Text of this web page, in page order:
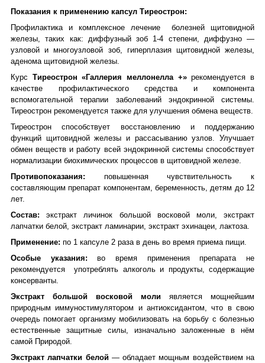
Показания к применению капсул Тиреострон:
Профилактика и комплексное лечение болезней щитовидной
железы, таких как: диффузный зоб 1-4 степени, диффузно ―
узловой и многоузловой зоб, гиперплазия щитовидной железы,
аденома щитовидной железы.
Курс Тиреострон «Галлерия меллонелла +»рекомендуется в
качестве профилактического средства и компонента
вспомогательной терапии заболеваний эндокринной системы.
Тиреострон рекомендуется также для улучшения обмена веществ.
Тиреострон способствует восстановлению и поддержанию
функций щитовидной железы и рассасыванию узлов. Улучшает
обмен веществ и работу всей эндокринной системы способствует
нормализации биохимических процессов в щитовидной железе.
Противопоказания: повышенная чувствительность к
составляющим препарат компонентам, беременность, детям до 12
лет.
Состав: экстракт личинок большой восковой моли, экстракт
лапчатки белой, экстракт ламинарии, экстракт эхинацеи, лактоза.
Применение: по 1 капсуле 2 раза в день во время приема пищи.
Особые указания: во время применения препарата не
рекомендуется употреблять алкоголь и продукты, содержащие
консерванты.
Экстракт большой восковой моли является мощнейшим
природным иммуностимулятором и антиоксидантом, что в свою
очередь помогает организму мобилизовать на борьбу с болезнью
естественные защитные силы, изначально заложенные в нём
самой Природой.
Экстракт лапчатки белой― обладает мощным воздействием на